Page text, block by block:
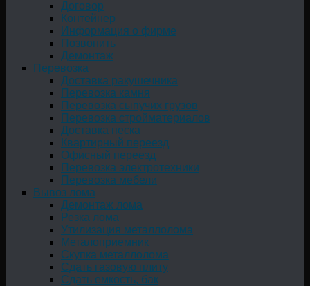
Договор
Контейнер
Информация о фирме
Позвонить
Демонтаж
Перевозка
Доставка ракушечника
Перевозка камня
Перевозка сыпучих грузов
Перевозка стройматериалов
Доставка песка
Квартирный переезд
Офисный переезд
Перевозка электротехники
Перевозка мебели
Вывоз лома
Демонтаж лома
Резка лома
Утилизация металлолома
Металоприемник
Скупка металлолома
Сдать газовую плиту
Сдать емкость, бак